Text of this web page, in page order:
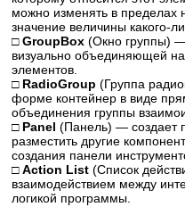
можно изменять в пределах
значение величины какого-
□ GroupBox(Окно группы) —
визуально объединяющей
элементов.
□ RadioGroup(Группа
форме контейнер в виде
объединения группы
□ Panel (Панель) — создает
разместить другие
создания панели
□ Action List (Список
взаимодействием между
логикой программы.